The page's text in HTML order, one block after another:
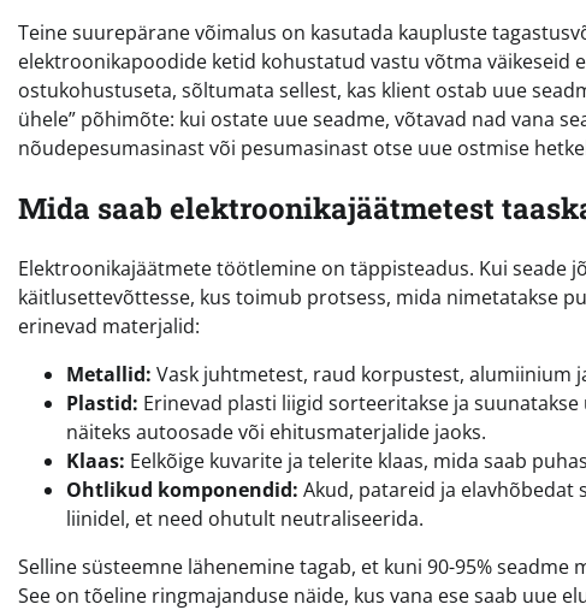
Teine suurepärane võimalus on kasutada kaupluste
elektroonikapoodide ketid kohustatud vastu võtma väikeseid
ostukohustuseta, sõltumata sellest, kas klient ostab uue
ühele” põhimõte: kui ostate uue seadme, võtavad nad vana
nõudepesumasinast või pesumasinast otse uue ostmise
Mida saab elektroonikajäätmetest
Elektroonikajäätmete töötlemine on täppisteadus. Kui seade
käitlusettevõttesse, kus toimub protsess, mida nimetatakse
erinevad materjalid:
Metallid: Vask juhtmetest, raud korpustest,
Plastid: Erinevad plasti liigid sorteeritakse ja
näiteks autoosade või ehitusmaterjalide jaoks.
Klaas: Eelkõige kuvarite ja telerite klaas, mida saab
Ohtlikud komponendid: Akud, patareid ja elavhõbedat
liinidel, et need ohutult neutraliseerida.
Selline süsteemne lähenemine tagab, et kuni 90-95%
See on tõeline ringmajanduse näide, kus vana ese saab uue